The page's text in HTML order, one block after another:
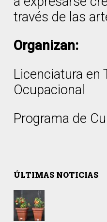
través de las
Organizan:
Licenciatura en
Ocupacional
Programa de
ÚLTIMAS NOTICIAS